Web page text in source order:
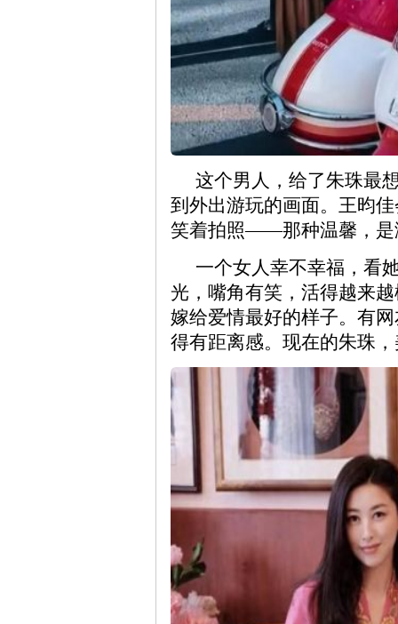
这个男人，给了朱珠最
到外出游玩的画面。王昀
笑着拍照——那种温馨，是
一个女人幸不幸福，看
光，嘴角有笑，活得越来
嫁给爱情最好的样子。有
得有距离感。现在的朱珠